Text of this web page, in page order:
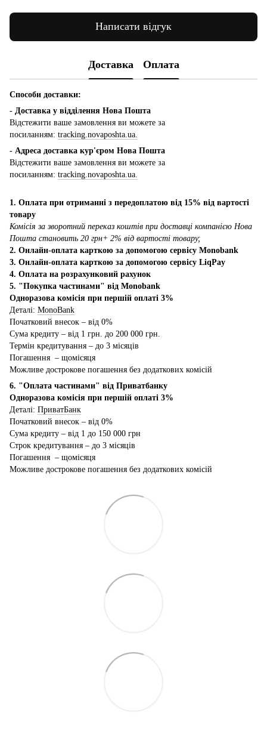
Написати відгук
Доставка Оплата
Способи доставки:
- Доставка у відділення Нова Пошта
Відстежити ваше замовлення ви можете за
посиланням: tracking.novaposhta.ua.
- Адреса доставка кур'єром Нова Пошта
Відстежити ваше замовлення ви можете за
посиланням: tracking.novaposhta.ua.
1. Оплата при отриманні з передоплатою від 15% від вартості
товару
Комісія за зворотний переказ коштів при доставці компанією Нова
Пошта становить 20 грн+ 2% від вартості товару;
2. Онлайн-оплата карткою за допомогою сервісу Monobank
3. Онлайн-оплата карткою за допомогою сервісу LiqPay
4. Оплата на розрахунковий рахунок
5. "Покупка частинами" від Monobank
Одноразова комісія при першій оплаті 3%
Деталі: MonoBank
Початковий внесок – від 0%
Сума кредиту – від 1 грн. до 200 000 грн.
Термін кредитування – до 3 місяців
Погашення – щомісяця
Можливе дострокове погашення без додаткових комісій
6. "Оплата частинами" від Приватбанку
Одноразова комісія при першій оплаті 3%
Деталі: ПриватБанк
Початковий внесок – від 0%
Сума кредиту – від 1 до 150 000 грн
Строк кредитування – до 3 місяців
Погашення – щомісяця
Можливе дострокове погашення без додаткових комісій